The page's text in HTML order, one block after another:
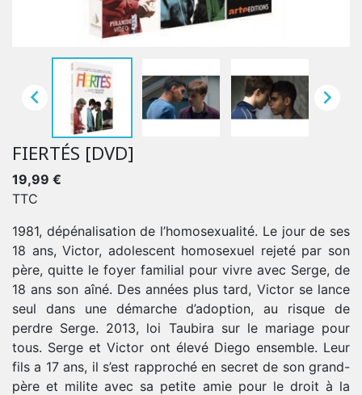
 
FIERTÉS [DVD]
19,99 €
TTC
1981, dépénalisation de l’homosexualité. Le jour de ses
18 ans, Victor, adolescent homosexuel rejeté par son
père, quitte le foyer familial pour vivre avec Serge, de
18 ans son aîné. Des années plus tard, Victor se lance
seul dans une démarche d’adoption, au risque de
perdre Serge. 2013, loi Taubira sur le mariage pour
tous. Serge et Victor ont élevé Diego ensemble. Leur
fils a 17 ans, il s’est rapproché en secret de son grand-
père et milite avec sa petite amie pour le droit à la